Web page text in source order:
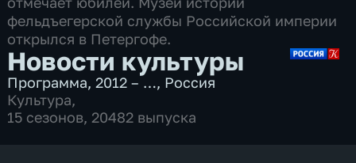
фельдъегерской службы Российской империи
открылся в Петергофе.
Новости культуры
Программа,2012 – …, Россия
Культура,
15 сезонов, 20482 выпуска